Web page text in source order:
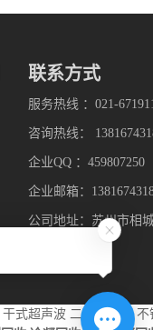
联系方式
服务热线 ：021-
咨询热线：
企业QQ ：459807250
企业邮箱：
公司地址：苏州市相
干式超声波 二手贴片机
不